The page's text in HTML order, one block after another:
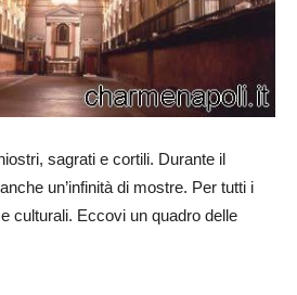
sagrati e cortili. Durante il
un’infinità di mostre. Per tutti i
culturali. Eccovi un quadro delle